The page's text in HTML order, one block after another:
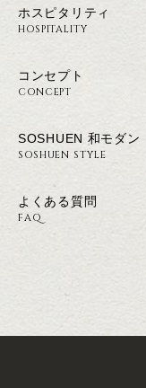
ホスピタリティ
HOSPITALITY
コンセプト
CONCEPT
SOSHUEN 和モダン
SOSHUEN STYLE
よくある質問
FAQ